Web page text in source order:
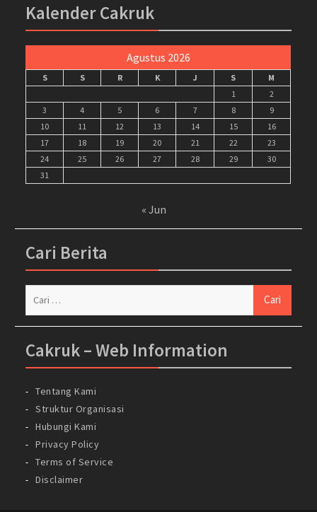
Kalender Cakruk
Agustus 2026
S S R K J S
M
1
2
3
4 5 6 7 8
9
10
11 12 13 14 15
16
17
18 19 20 21 22
23
24
25 26 27 28 29
30
31
« Jun
Cari Berita
Cakruk – Web Information
Tentang Kami
Struktur Organisasi
Hubungi Kami
Privacy Policy
Terms of Service
Disclaimer